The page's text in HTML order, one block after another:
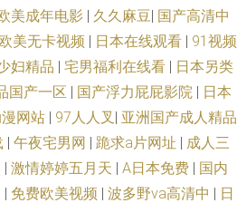
色图肏肏肏 日韩毛码片 91桃色神马 一本道
豆九一天美 99国产福利导航 亚洲天堂三级
线观看 老司机福利91视频 影音先锋久久资
啪啪 老司机黄页 婷婷在线一区 91n日日视
美成年电影 | 久久麻豆| 国产高清中
欧美无卡视频 | 日本在线观看 | 91视频
妇精品 | 宅男福利在线看 | 日本另类
国产一区 | 国产浮力屁屁影院 | 日本
网站 | 97人人叉 | 亚洲国产成人精品
| 午夜宅男网 | 跪求a片网址 | 成人三
| 激情婷婷五月天 | A日本免费 | 国内
| 免费欧美视频 | 波多野va高清中 | 日